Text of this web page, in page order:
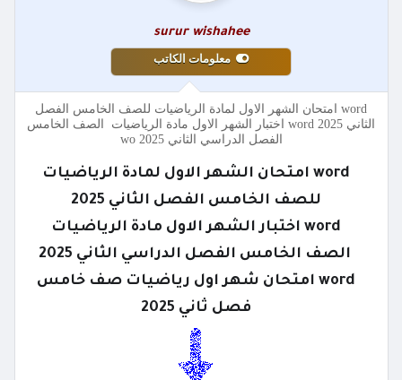
surur wishahee
معلومات الكاتب
word امتحان الشهر الاول لمادة الرياضيات للصف الخامس الفصل
الثاني 2025 word اختبار الشهر الاول مادة الرياضيات الصف الخامس
الفصل الدراسي الثاني 2025 wo
word امتحان الشهر الاول لمادة الرياضيات
للصف الخامس الفصل الثاني 2025
word اختبار الشهر الاول مادة الرياضيات
الصف الخامس الفصل الدراسي الثاني 2025
word امتحان شهر اول رياضيات صف خامس
فصل ثاني 2025